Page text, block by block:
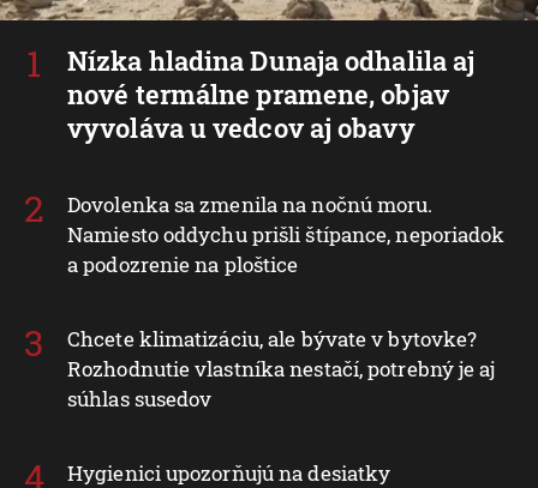
Nízka hladina Dunaja odhalila aj
nové termálne pramene, objav
vyvoláva u vedcov aj obavy
Dovolenka sa zmenila na nočnú moru.
Namiesto oddychu prišli štípance, neporiadok
a podozrenie na ploštice
Chcete klimatizáciu, ale bývate v bytovke?
Rozhodnutie vlastníka nestačí, potrebný je aj
súhlas susedov
Hygienici upozorňujú na desiatky